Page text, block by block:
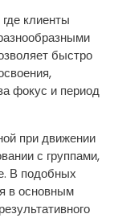
клиенты
быстро
фокус и период
при движении
с группами,
В подобных
в основным